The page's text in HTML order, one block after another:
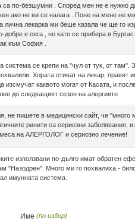
са по-безшумни . Според мен не е нужно
ако не ви се налага . Поне на мене не
лична лекарка ми беше казала че ще го
добре е сега , но като се прибера в
към София .
система се крепи на "чул от тук, от там".
Хората отиват на лекар, правят
изсмучат каквото могат от Касата, и
до следващият сезон на алергиите.
не пишете в медицински сайт, че "много
ринити са сериозни заболявания,
на АЛЕРГОЛОГ и сериозно лечение!
използвани по-дълго имат обратен
"Назодрен". Много ми го похвалиха -
имунната система.
Име (по избор)